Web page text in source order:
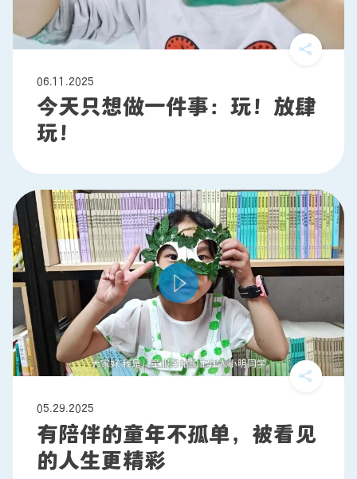
06.11.2025
今天只想做一件事：玩！放肆
玩！
05.29.2025
有陪伴的童年不孤单，被看见
的人生更精彩